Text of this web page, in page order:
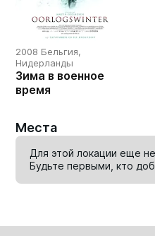
2008 Бельгия,
Нидерланды
Зима в военное
время
Места
Для этой локации еще
Будьте первыми, кто